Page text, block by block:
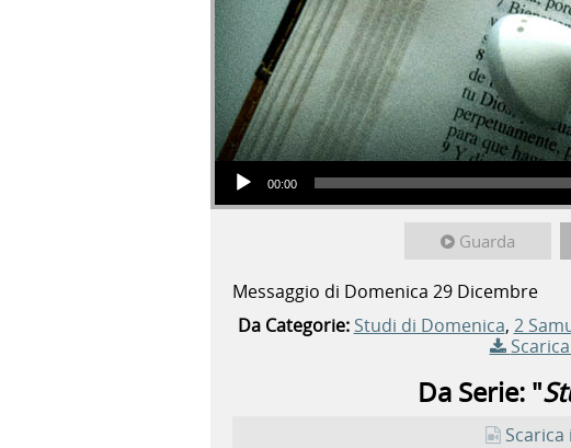
Audio Player
00:00
Guarda
Messaggio di Domenica 29 Dicembre
Da Categorie: Studi di Domenica, 2
Da Serie: "
Scarica